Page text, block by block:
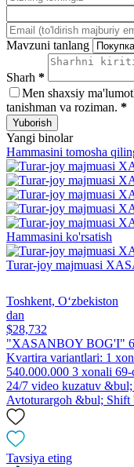
Mavzuni tanlang
Sharh *
Men shaxsiy
tanishman va roziman. *
Yuborish
Yangi binolar
Hammasini tomosha
Hammasini ko'rsatish
Turar-joy majmuasi
Toshkent, Oʻzbekiston
dan
$28,732
"XASANBOY BOG'I" 6
Kvartira variantlari: 1
540.000.000 3 xonali
24/7 video kuzatuv
Avtoturargoh &bul;
Tavsiya eting